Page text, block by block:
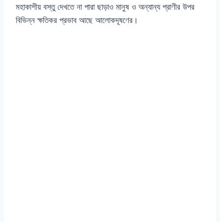
মহাকাশীয় বস্তু দেখতে না পারা ছাড়াও মানুষ ও অন্যান্য প্রাণীর উপর
বিভিন্ন ক্ষতিকর প্রভাব আছে আলোকদূষণের।